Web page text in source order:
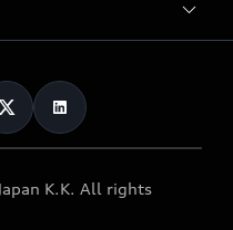
K.K. All rights